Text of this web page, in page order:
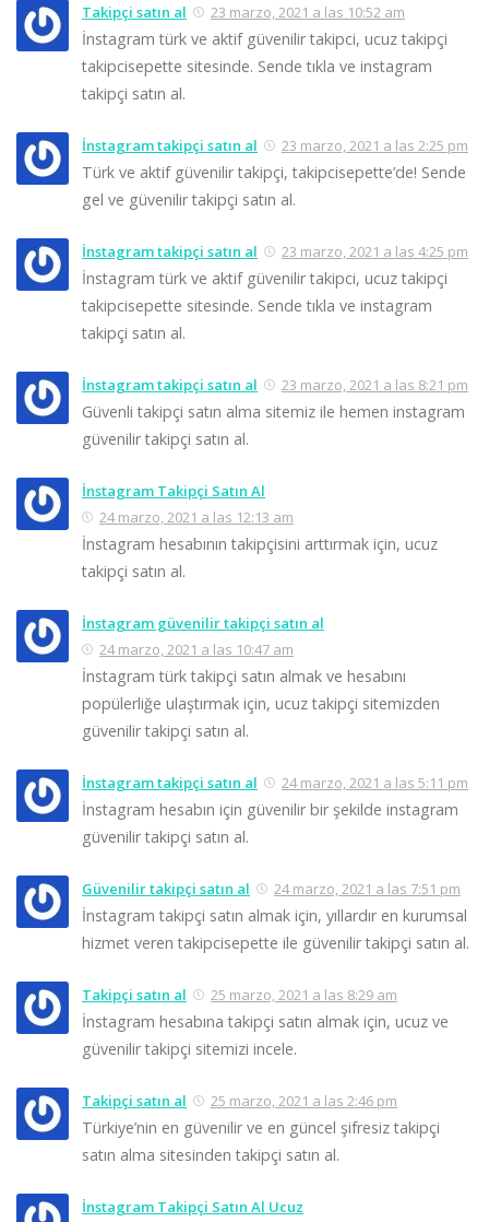
Takipçi satın al 23 marzo, 2021 a las 10:52 am
İnstagram türk ve aktif güvenilir takipci, ucuz takipçi
takipcisepette sitesinde. Sende tıkla ve instagram
takipçi satın al.
İnstagram takipçi satın al 23 marzo, 2021 a las 2:25 pm
Türk ve aktif güvenilir takipçi, takipcisepette’de! Sende
gel ve güvenilir takipçi satın al.
İnstagram takipçi satın al 23 marzo, 2021 a las 4:25 pm
İnstagram türk ve aktif güvenilir takipci, ucuz takipçi
takipcisepette sitesinde. Sende tıkla ve instagram
takipçi satın al.
İnstagram takipçi satın al 23 marzo, 2021 a las 8:21 pm
Güvenli takipçi satın alma sitemiz ile hemen instagram
güvenilir takipçi satın al.
İnstagram Takipçi Satın Al
24 marzo, 2021 a las 12:13 am
İnstagram hesabının takipçisini arttırmak için, ucuz
takipçi satın al.
İnstagram güvenilir takipçi satın al
24 marzo, 2021 a las 10:47 am
İnstagram türk takipçi satın almak ve hesabını
popülerliğe ulaştırmak için, ucuz takipçi sitemizden
güvenilir takipçi satın al.
İnstagram takipçi satın al 24 marzo, 2021 a las 5:11 pm
İnstagram hesabın için güvenilir bir şekilde instagram
güvenilir takipçi satın al.
Güvenilir takipçi satın al 24 marzo, 2021 a las 7:51 pm
İnstagram takipçi satın almak için, yıllardır en kurumsal
hizmet veren takipcisepette ile güvenilir takipçi satın al.
Takipçi satın al 25 marzo, 2021 a las 8:29 am
İnstagram hesabına takipçi satın almak için, ucuz ve
güvenilir takipçi sitemizi incele.
Takipçi satın al 25 marzo, 2021 a las 2:46 pm
Türkiye’nin en güvenilir ve en güncel şifresiz takipçi
satın alma sitesinden takipçi satın al.
İnstagram Takipçi Satın Al Ucuz